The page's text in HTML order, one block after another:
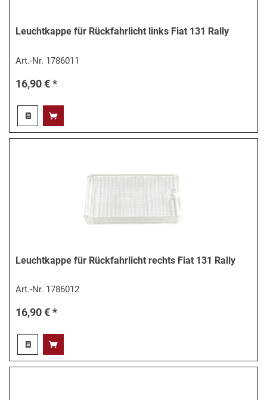
Leuchtkappe für Rückfahrlicht links Fiat 131 Rally
Art.-Nr. 1786011
16,90 € *
Leuchtkappe für Rückfahrlicht rechts Fiat 131 Rally
Art.-Nr. 1786012
16,90 € *